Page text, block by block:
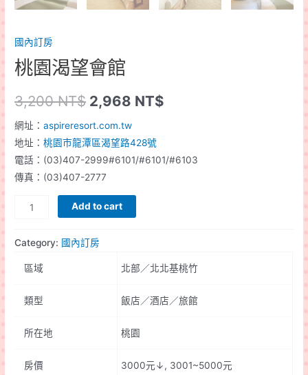
國內訂房
桃園渴望會館
3,200NT$ 2,968 NT$
網址：aspireresort.com.tw
地址：桃園市龍潭區渴望路428號
電話：(03)407-2999#6101/#6101/#6103
傳真：(03)407-2777
渴
quantity
Add to cart
Category: 國內訂房
區域 北部／北北基桃竹
類型 飯店／酒店／旅館
所在地 桃園
房價 3000元↓, 3001~5000元